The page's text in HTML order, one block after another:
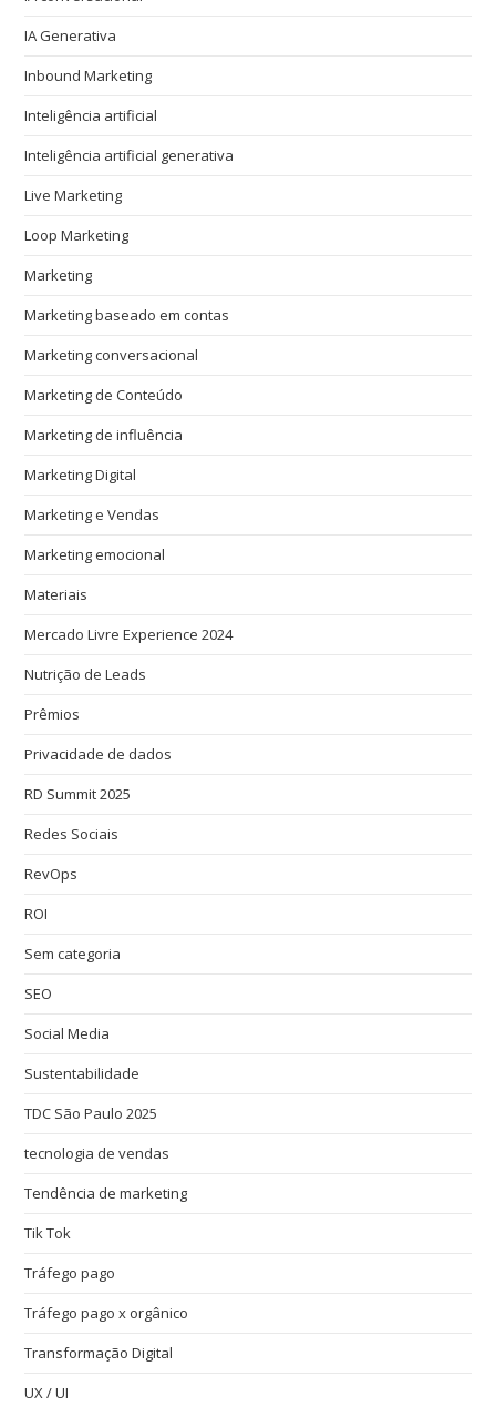
IA Generativa
Inbound Marketing
Inteligência artificial
Inteligência artificial generativa
Live Marketing
Loop Marketing
Marketing
Marketing baseado em contas
Marketing conversacional
Marketing de Conteúdo
Marketing de influência
Marketing Digital
Marketing e Vendas
Marketing emocional
Materiais
Mercado Livre Experience 2024
Nutrição de Leads
Prêmios
Privacidade de dados
RD Summit 2025
Redes Sociais
RevOps
ROI
Sem categoria
SEO
Social Media
Sustentabilidade
TDC São Paulo 2025
tecnologia de vendas
Tendência de marketing
Tik Tok
Tráfego pago
Tráfego pago x orgânico
Transformação Digital
UX / UI